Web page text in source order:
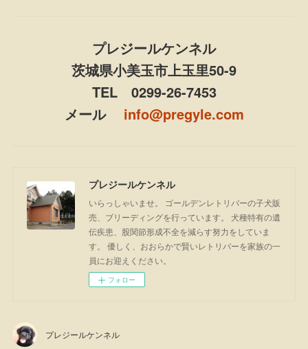
プレジールケンネル
茨城県小美玉市上玉里50-9
TEL 0299-26-7453
メール info@pregyle.com
プレジールケンネル
いらっしゃいませ。 ゴールデンレトリバーの子犬販
売、ブリーディングを行っています。 犬種特有の遺
伝疾患、股関節形成不全を減らす努力をしていま
す。 優しく、おおらかで賢いレトリバーを家族の一
員にお迎えください。
フォロー
プレジールケンネル